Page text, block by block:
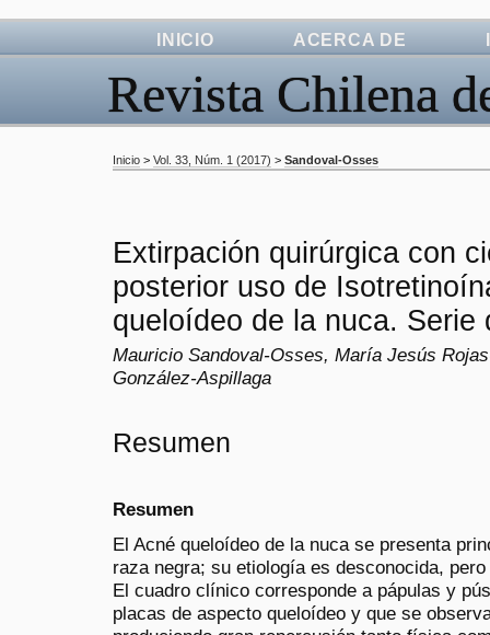
Revista Chilena
INICIO ACERCA DE
Inicio > Vol. 33, Núm. 1 (2017) > Sandoval-Osses
Extirpación quirúrgica con
posterior uso de
queloídeo de la nuca.
Mauricio Sandoval-Osses, María Jesús
González-Aspillaga
Resumen
Resumen
El Acné queloídeo de la nuca se presenta
raza negra; su etiología es desconocida,
El cuadro clínico corresponde a pápulas y
placas de aspecto queloídeo y que se